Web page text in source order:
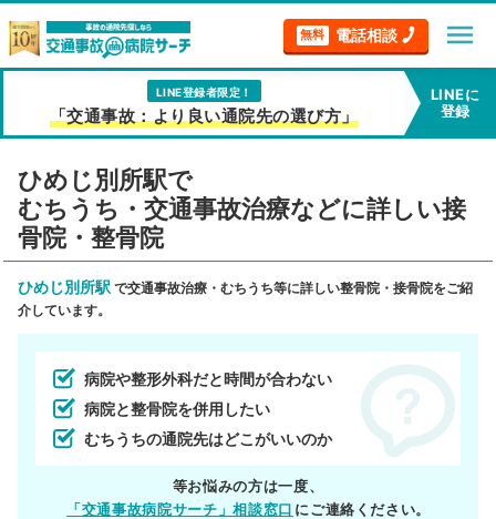
無料 電話相談 menu
LINE登録者限定！
「交通事故：より良い通院先の選び方」
LINEに
登録
ひめじ別所駅で
むちうち・交通事故治療などに詳しい接
骨院・整骨院
ひめじ別所駅 で交通事故治療・むちうち等に詳しい整骨院・接骨院をご紹
介しています。
病院や整形外科だと時間が合わない
病院と整骨院を併用したい
むちうちの通院先はどこがいいのか
等お悩みの方は一度、
「交通事故病院サーチ」相談窓口 にご連絡ください。